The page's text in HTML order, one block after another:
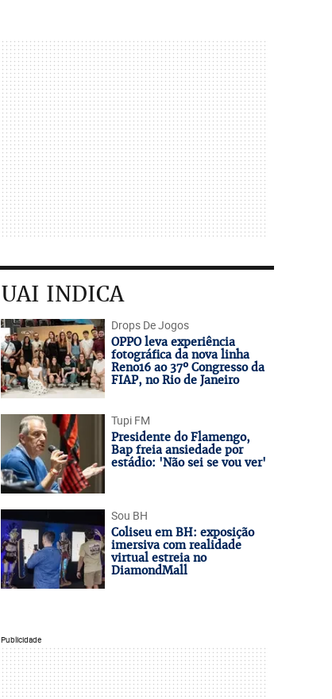
UAI INDICA
Drops De Jogos
OPPO leva experiência
fotográfica da nova linha
Reno16 ao 37º Congresso da
FIAP, no Rio de Janeiro
Tupi FM
Presidente do Flamengo,
Bap freia ansiedade por
estádio: 'Não sei se vou ver'
Sou BH
Coliseu em BH: exposição
imersiva com realidade
virtual estreia no
DiamondMall
Publicidade